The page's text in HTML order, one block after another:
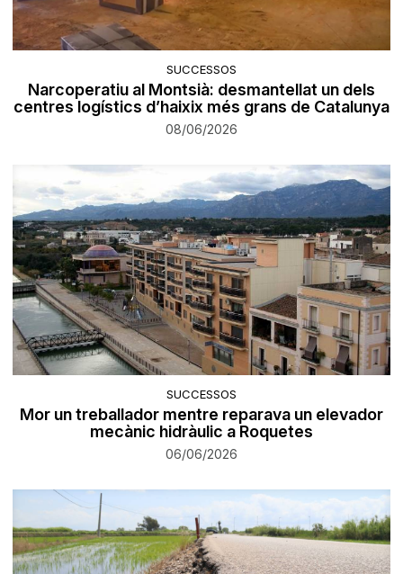
SUCCESSOS
Narcoperatiu al Montsià: desmantellat un dels
centres logístics d’haixix més grans de Catalunya
08/06/2026
SUCCESSOS
Mor un treballador mentre reparava un elevador
mecànic hidràulic a Roquetes
06/06/2026